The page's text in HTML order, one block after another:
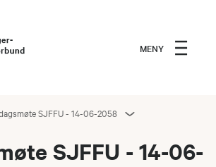
MENY
SJFFU - 14-06-2058
SJFFU - 14-06-